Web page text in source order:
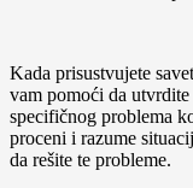
Kada prisustvujete
vam pomoći da
specifičnog problema
proceni i razume
da rešite te probleme.